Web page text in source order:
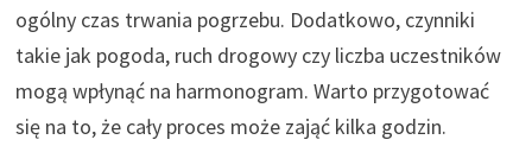
ogólny czas trwania pogrzebu. Dodatkowo, czynniki
takie jak pogoda, ruch drogowy czy liczba uczestników
mogą wpłynąć na harmonogram. Warto przygotować
się na to, że cały proces może zająć kilka godzin.